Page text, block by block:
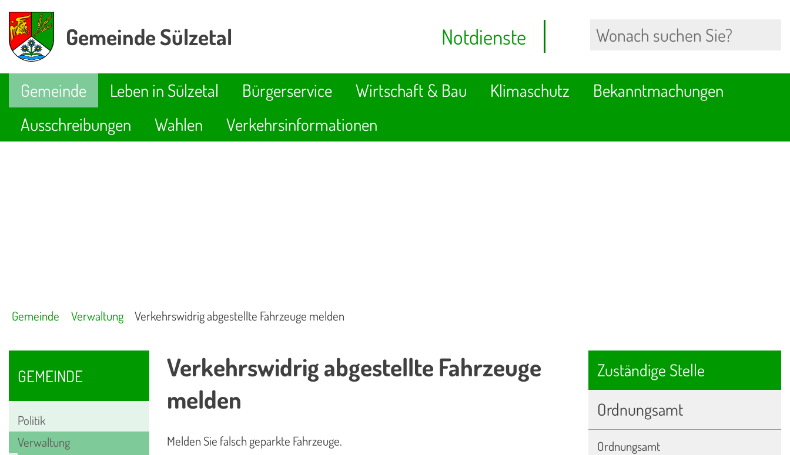
Gemeinde Sülzetal Notdienste
Gemeinde Leben in Sülzetal Bürgerservice Wirtschaft & Bau Klimaschutz
Bekanntmachungen
Ausschreibungen
Wahlen Verkehrsinformationen
Gemeinde Verwaltung Verkehrswidrig abgestellte Fahrzeuge melden
GEMEINDE
Politik
Verwaltung
Verkehrswidrig abgestellte Fahrzeuge
melden
Melden Sie falsch geparkte Fahrzeuge.
Zuständige Stelle
Ordnungsamt
Ordnungsamt